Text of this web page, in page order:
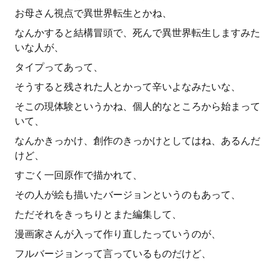
お母さん視点で異世界転生とかね、
なんかすると結構冒頭で、死んで異世界転生しますみた
いな人が、
タイプってあって、
そうすると残された人とかって辛いよなみたいな、
そこの現体験というかね、個人的なところから始まって
いて、
なんかきっかけ、創作のきっかけとしてはね、あるんだ
けど、
すごく一回原作で描かれて、
その人が絵も描いたバージョンというのもあって、
ただそれをきっちりとまた編集して、
漫画家さんが入って作り直したっていうのが、
フルバージョンって言っているものだけど、